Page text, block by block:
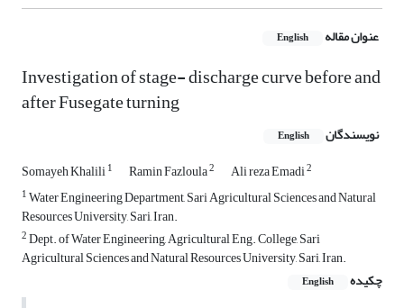
عنوان مقاله English
Investigation of stage- discharge curve before and
after Fusegate turning
نویسندگان English
Somayeh Khalili1 Ramin Fazloula2 Ali reza Emadi2
1Water Engineering Department, Sari Agricultural Sciences and Natural
Resources University, Sari, Iran.
2Dept. of Water Engineering, Agricultural Eng. College, Sari
Agricultural Sciences and Natural Resources University, Sari, Iran.
چکیده
English